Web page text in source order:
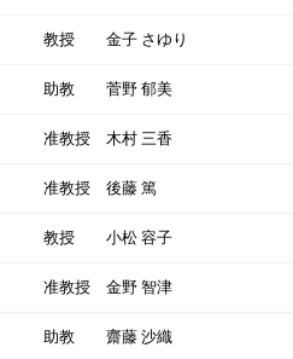
教授 金子 さゆり
助教 菅野 郁美
准教授 木村 三香
准教授 後藤 篤
教授 小松 容子
准教授 金野 智津
助教 齋藤 沙織